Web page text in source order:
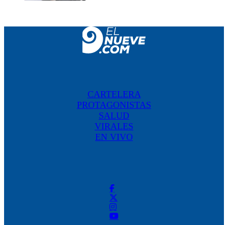
CARTELERA
PROTAGONISTAS
SALUD
VIRALES
EN VIVO